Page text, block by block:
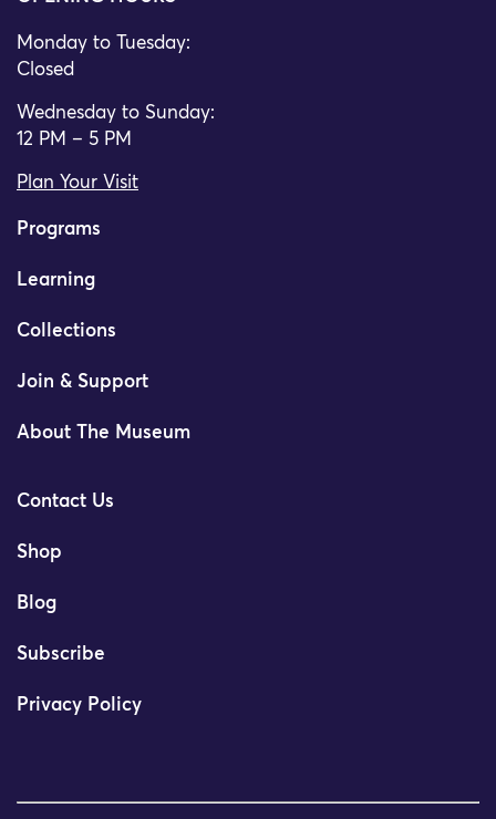
Monday to Tuesday:
Closed
Wednesday to Sunday:
12 PM – 5 PM
Plan Your Visit
Programs
Learning
Collections
Join & Support
About The Museum
Contact Us
Shop
Blog
Subscribe
Privacy Policy